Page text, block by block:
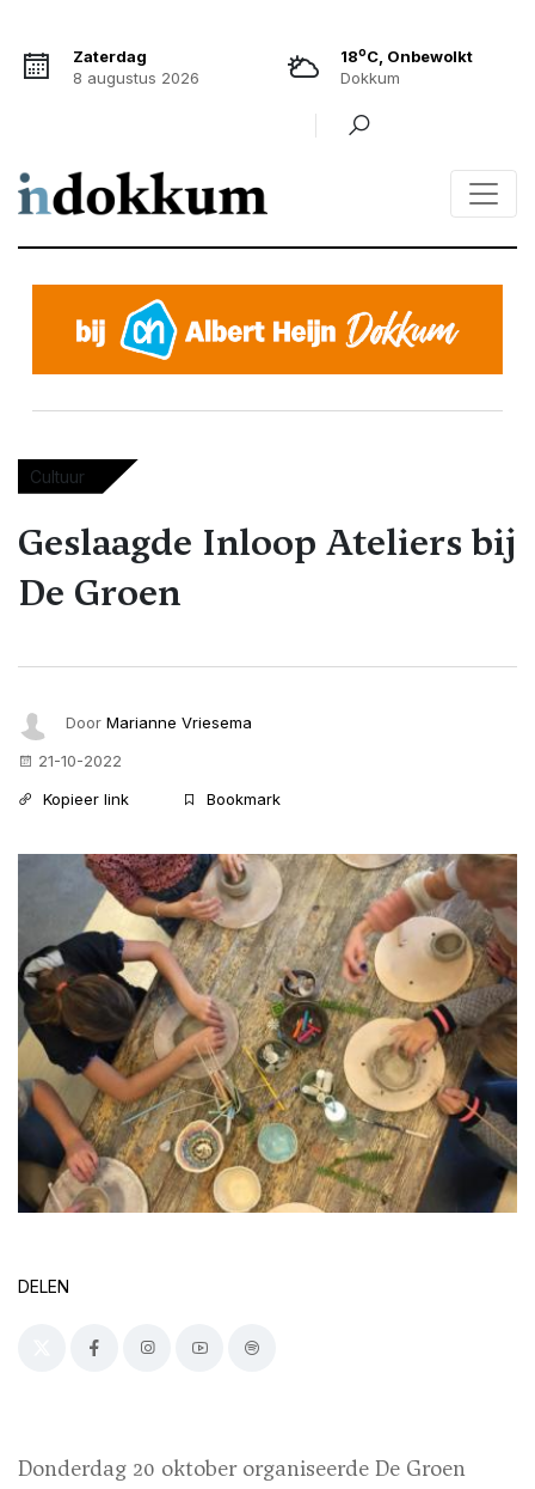
Zaterdag
8 augustus 2026
18oC, Onbewolkt
Dokkum
Cultuur
Geslaagde Inloop Ateliers bij
De Groen
Door Marianne Vriesema
21-10-2022
Kopieer link
Bookmark
DELEN
Donderdag 20 oktober organiseerde De Groen